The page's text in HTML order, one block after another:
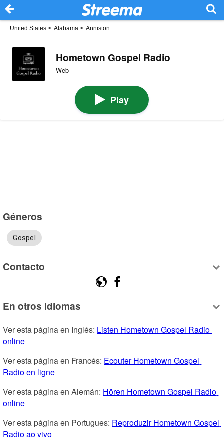
United States > Alabama > Anniston
Hometown Gospel Radio
Web
Play
Géneros
Gospel
Contacto
En otros idiomas
Ver esta página en Inglés: Listen Hometown Gospel Radio
online
Ver esta página en Francés: Ecouter Hometown Gospel
Radio en ligne
Ver esta página en Alemán: Hören Hometown Gospel Radio
online
Ver esta página en Portugues: Reproduzir Hometown Gospel
Radio ao vivo